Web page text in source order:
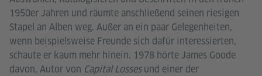
1950er Jahren und räumte anschließend seinen riesigen
Stapel an Alben weg. Außer an ein paar Gelegenheiten,
wenn beispielsweise Freunde sich dafür interessierten,
schaute er kaum mehr hinein. 1978 hörte James Goode
davon, Autor von Capital Lossesund einer der